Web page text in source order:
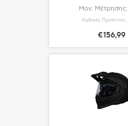
Μον. Μέτρησης:
Κωδικός Προϊόντος:
€156,99